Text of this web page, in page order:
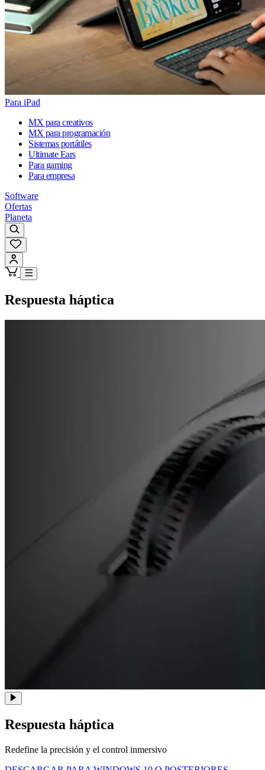
Para iPad
MX para creativos
MX para programación
Sistemas portátiles
Ultimate Ears
Para gaming
Para empresa
Software
Ofertas
Planeta
Respuesta háptica
Respuesta háptica
Redefine la precisión y el control inmersivo